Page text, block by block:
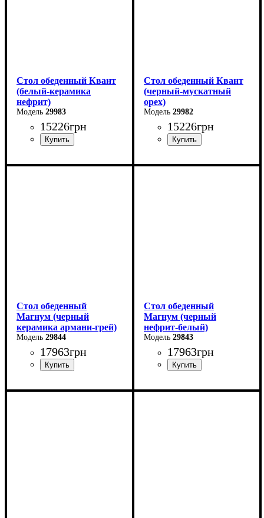
Стол обеденный Квант
(белый-керамика
нефрит)
29983
15226грн
Длина - 160 (+60) см
Стол обеденный Квант
(черный-мускатный
орех)
29982
15226грн
Длина - 160 (+60) см
Стол обеденный
Магнум (черный
керамика армани-грей)
29844
17963грн
Ширина: 180 (+80) см
Стол обеденный
Магнум (черный
нефрит-белый)
29843
17963грн
Ширина: 180 (+80) см